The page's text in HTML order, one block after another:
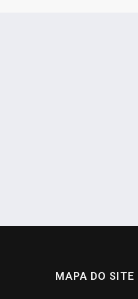
MAPA DO SITE